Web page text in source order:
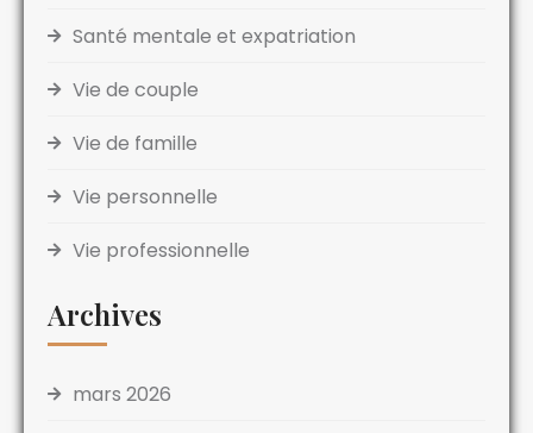
Santé mentale et expatriation
Vie de couple
Vie de famille
Vie personnelle
Vie professionnelle
Archives
mars 2026